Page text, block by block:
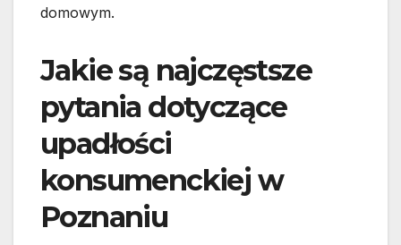
domowym.
Jakie są najczęstsze
pytania dotyczące
upadłości
konsumenckiej w
Poznaniu